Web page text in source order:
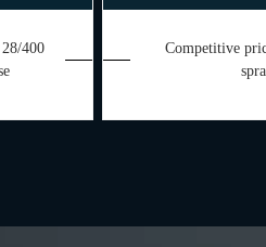
400
Competitive